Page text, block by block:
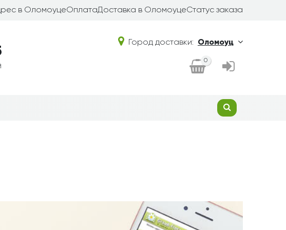
в ОломоуцеОплатаДоставка в ОломоуцеСтатус заказа
Город доставки: Оломоуц
0